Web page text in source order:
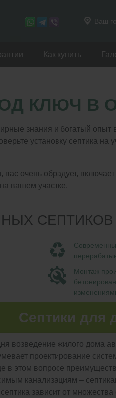
Ваш
Как купить
КЛЮЧ В
знания и богатый опыт в
установку септика на
вас очень обрадует,
вашем участке.
СЕПТИКОВ
Монтаж
Септики для
возведение жилого дома
проектирование
в этом вопросе
канализациям –
зависит от множества